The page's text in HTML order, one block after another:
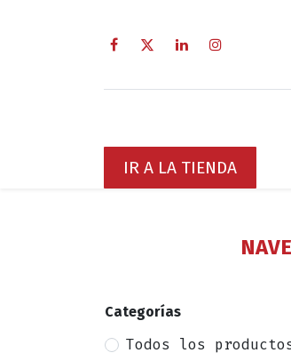
IR A LA TIENDA
Categorías
Todos los